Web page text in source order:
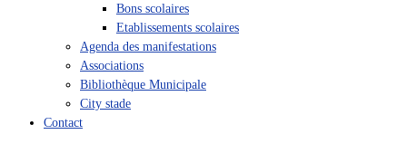
Bons scolaires
Etablissements scolaires
Agenda des manifestations
Associations
Bibliothèque Municipale
City stade
Contact